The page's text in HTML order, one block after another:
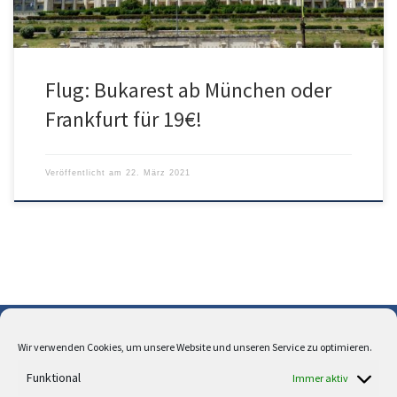
Wir verwenden Cookies, um unsere Website und unseren Service zu optimieren.
Funktional Immer aktiv
Flug: Bukarest ab München oder
Frankfurt für 19€!
Veröffentlicht am 22. März 2021
Über uns